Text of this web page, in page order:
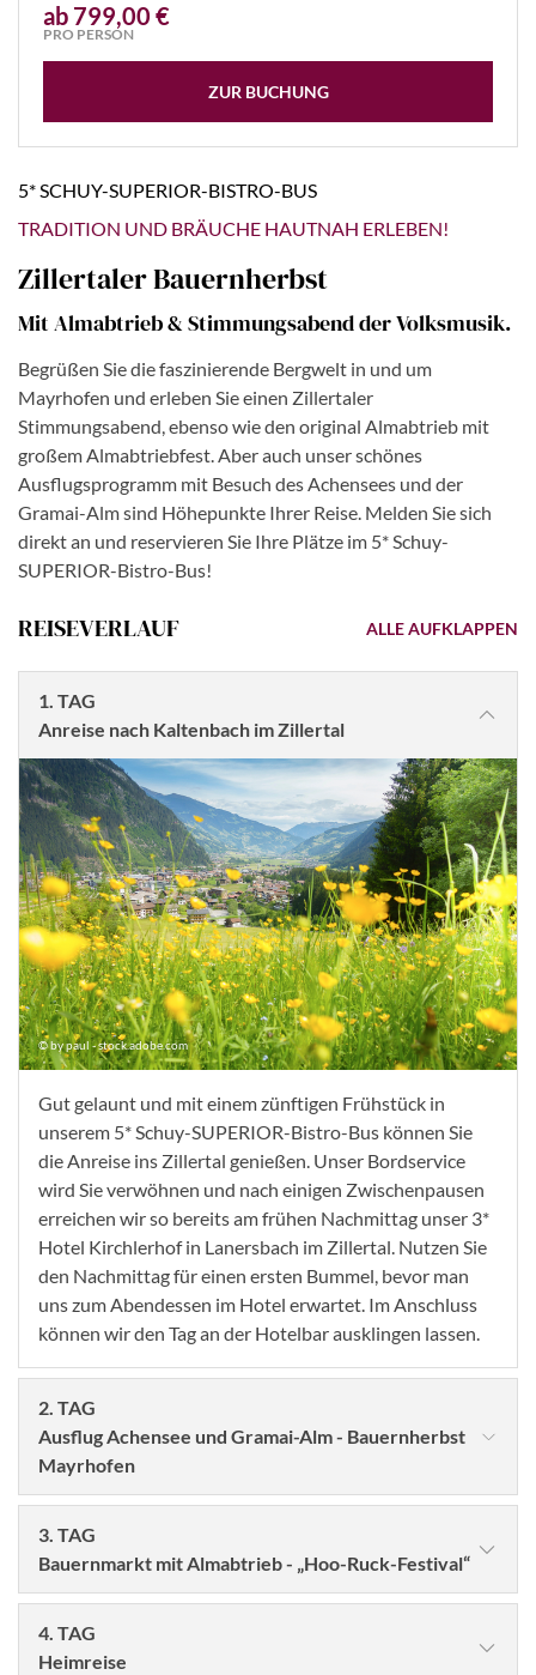
ab 799,00 €
PRO PERSON
ZUR BUCHUNG
5* SCHUY-SUPERIOR-BISTRO-BUS
TRADITION UND BRÄUCHE HAUTNAH ERLEBEN!
Zillertaler Bauernherbst
Mit Almabtrieb & Stimmungsabend der Volksmusik.
Begrüßen Sie die faszinierende Bergwelt in und um
Mayrhofen und erleben Sie einen Zillertaler
Stimmungsabend, ebenso wie den original Almabtrieb mit
großem Almabtriebfest. Aber auch unser schönes
Ausflugsprogramm mit Besuch des Achensees und der
Gramai-Alm sind Höhepunkte Ihrer Reise. Melden Sie sich
direkt an und reservieren Sie Ihre Plätze im 5* Schuy-
SUPERIOR-Bistro-Bus!
REISEVERLAUF ALLE AUFKLAPPEN
1. TAG
Anreise nach Kaltenbach im Zillertal
© by paul - stock.adobe.com
Gut gelaunt und mit einem zünftigen Frühstück in
unserem 5* Schuy-SUPERIOR-Bistro-Bus können Sie
die Anreise ins Zillertal genießen. Unser Bordservice
wird Sie verwöhnen und nach einigen Zwischenpausen
erreichen wir so bereits am frühen Nachmittag unser 3*
Hotel Kirchlerhof in Lanersbach im Zillertal. Nutzen Sie
den Nachmittag für einen ersten Bummel, bevor man
uns zum Abendessen im Hotel erwartet. Im Anschluss
können wir den Tag an der Hotelbar ausklingen lassen.
2. TAG
Ausflug Achensee und Gramai-Alm - Bauernherbst
Mayrhofen
3. TAG
Bauernmarkt mit Almabtrieb - „Hoo-Ruck-Festival“
4. TAG
Heimreise